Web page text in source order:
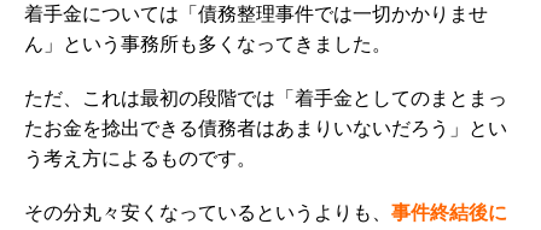
着手金については「債務整理事件では一切かかりませ
ん」という事務所も多くなってきました。
ただ、これは最初の段階では「着手金としてのまとまっ
たお金を捻出できる債務者はあまりいないだろう」とい
う考え方によるものです。
その分丸々安くなっているというよりも、 事件終結後に